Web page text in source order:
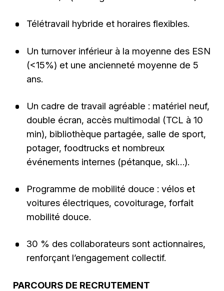
Télétravail hybride et horaires flexibles.
Un turnover inférieur à la moyenne des ESN
(<15%) et une ancienneté moyenne de 5
ans.
Un cadre de travail agréable : matériel neuf,
double écran, accès multimodal (TCL à 10
min), bibliothèque partagée, salle de sport,
potager, foodtrucks et nombreux
événements internes (pétanque, ski…).
Programme de mobilité douce : vélos et
voitures électriques, covoiturage, forfait
mobilité douce.
30 % des collaborateurs sont actionnaires,
renforçant l’engagement collectif.
PARCOURS DE RECRUTEMENT